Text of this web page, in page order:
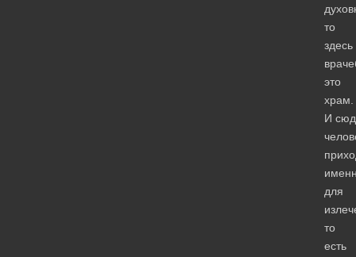
то
здесь
это
храм.
И
для
то
есть